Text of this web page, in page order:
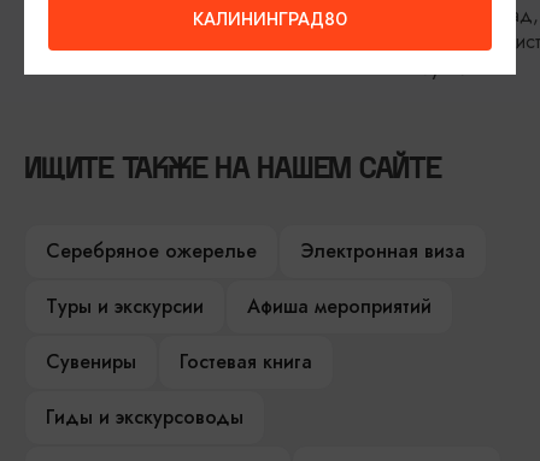
Калининград, Дворец культуры
железнодорожников
областной
музей
ИЩИТЕ ТАКЖЕ НА НАШЕМ САЙТЕ
Серебряное ожерелье
Электронная виза
Туры и экскурсии
Афиша мероприятий
Сувениры
Гостевая книга
Гиды и экскурсоводы
КАЛИНИНГРАД80